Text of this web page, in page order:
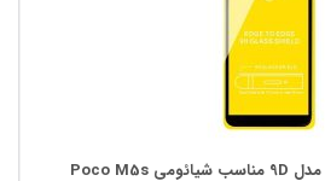
محافظ صفحه نمایش گلس مدل 9D مناسب شیائومی Poco M5s